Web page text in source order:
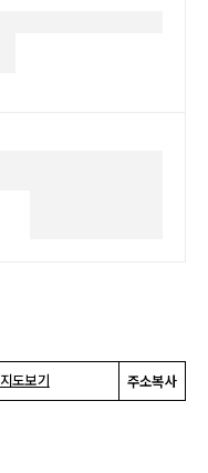
지도보기 주소복사